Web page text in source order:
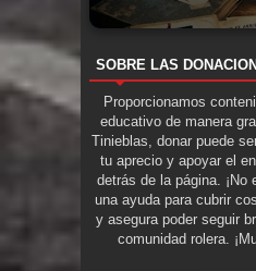
SOBRE LAS
Proporcionamos
educativo de manera
Tinieblas, donar puede
tu aprecio y apoyar el
detrás de la página. ¡No
una ayuda para cubrir
y asegura poder seguir
comunidad rolera.